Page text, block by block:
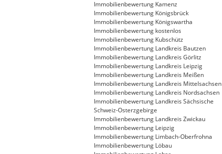
Immobilienbewertung Kamenz
Immobilienbewertung Königsbrück
Immobilienbewertung Königswartha
Immobilienbewertung kostenlos
Immobilienbewertung Kubschütz
Immobilienbewertung Landkreis Bautzen
Immobilienbewertung Landkreis Görlitz
Immobilienbewertung Landkreis Leipzig
Immobilienbewertung Landkreis Meißen
Immobilienbewertung Landkreis Mittelsachsen
Immobilienbewertung Landkreis Nordsachsen
Immobilienbewertung Landkreis Sächsische
Schweiz-Osterzgebirge
Immobilienbewertung Landkreis Zwickau
Immobilienbewertung Leipzig
Immobilienbewertung Limbach-Oberfrohna
Immobilienbewertung Löbau